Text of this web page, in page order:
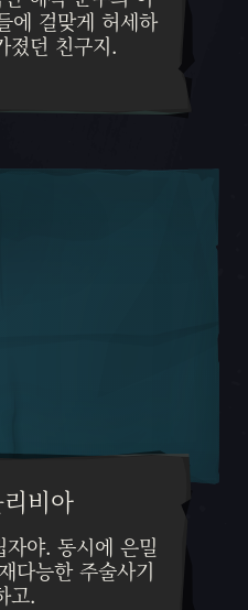
에 걸맞게 허세하
졌던 친구지.
비아
야. 동시에 은밀
다능한 주술사기
고.
영혼의 상인단 설립자야. 동시에